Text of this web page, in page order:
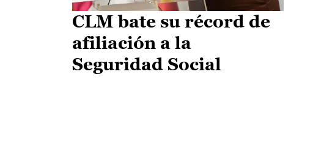
CLM bate su récord de
afiliación a la
Seguridad Social